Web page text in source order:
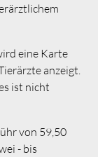
eine Karte
anzeigt.
ist nicht
von 59,50
- bis